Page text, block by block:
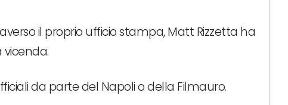
il proprio ufficio stampa, Matt Rizzetta ha
da parte del Napoli o della Filmauro.